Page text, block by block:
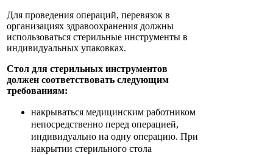
Для проведения операций, перевязок в
организациях здравоохранения должны
использоваться стерильные инструменты в
индивидуальных упаковках.
Стол для стерильных инструментов
должен соответствовать следующим
требованиям:
накрываться медицинским работником
непосредственно перед операцией,
индивидуально на одну операцию. При
накрытии стерильного стола